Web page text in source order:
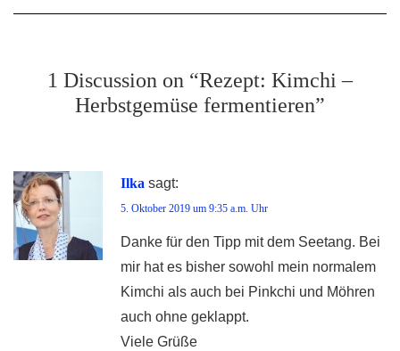
1 Discussion on “Rezept: Kimchi –
Herbstgemüse fermentieren”
Ilka sagt:
5. Oktober 2019 um 9:35 a.m. Uhr
Danke für den Tipp mit dem Seetang. Bei
mir hat es bisher sowohl mein normalem
Kimchi als auch bei Pinkchi und Möhren
auch ohne geklappt.
Viele Grüße